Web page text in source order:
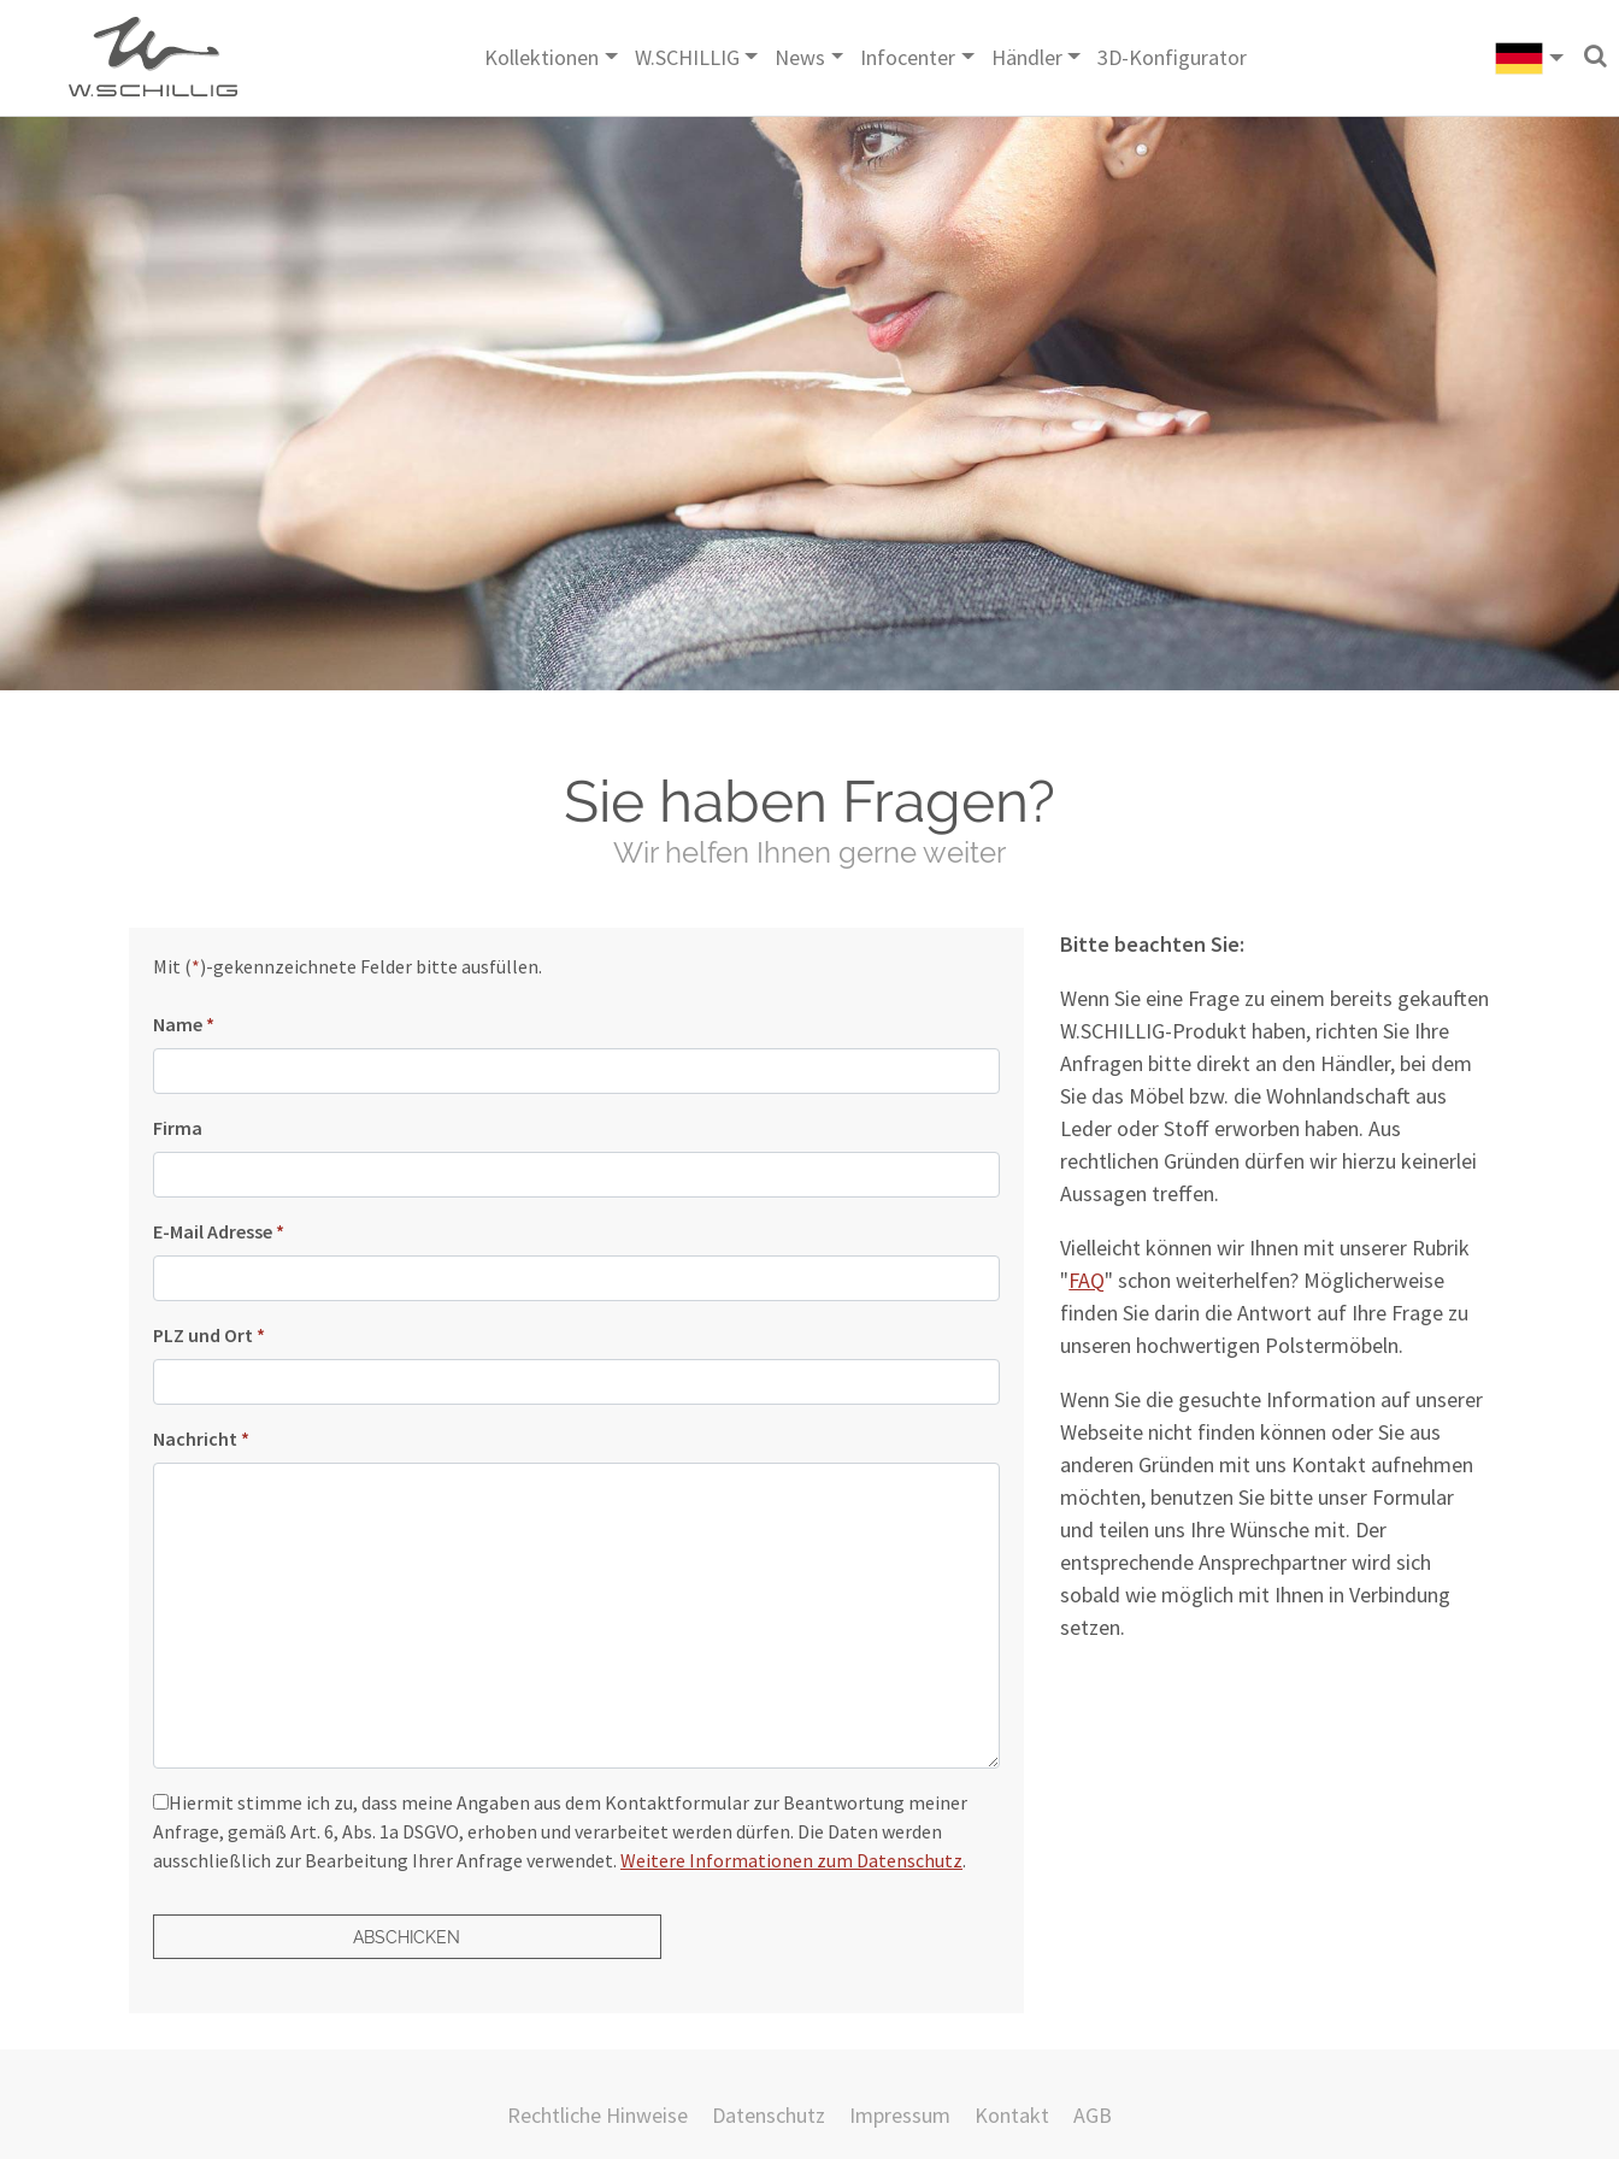
Kollektionen W.SCHILLIG News Infocenter Händler 3D-Konfigurator
Sie haben Fragen?
Wir helfen Ihnen gerne weiter
Mit (*)-gekennzeichnete Felder bitte ausfüllen.
Name *
Firma
E-Mail Adresse *
PLZ und Ort *
Nachricht *
Hiermit stimme ich zu, dass meine Angaben aus dem Kontaktformular zur Beantwortung meiner
Anfrage, gemäß Art. 6, Abs. 1a DSGVO, erhoben und verarbeitet werden dürfen. Die Daten werden
ausschließlich zur Bearbeitung Ihrer Anfrage verwendet. Weitere Informationen zum Datenschutz.
ABSCHICKEN
Bitte beachten Sie:
Wenn Sie eine Frage zu einem bereits gekauften
W.SCHILLIG-Produkt haben, richten Sie Ihre
Anfragen bitte direkt an den Händler, bei dem
Sie das Möbel bzw. die Wohnlandschaft aus
Leder oder Stoff erworben haben. Aus
rechtlichen Gründen dürfen wir hierzu keinerlei
Aussagen treffen.
Vielleicht können wir Ihnen mit unserer Rubrik
"FAQ" schon weiterhelfen? Möglicherweise
finden Sie darin die Antwort auf Ihre Frage zu
unseren hochwertigen Polstermöbeln.
Wenn Sie die gesuchte Information auf unserer
Webseite nicht finden können oder Sie aus
anderen Gründen mit uns Kontakt aufnehmen
möchten, benutzen Sie bitte unser Formular
und teilen uns Ihre Wünsche mit. Der
entsprechende Ansprechpartner wird sich
sobald wie möglich mit Ihnen in Verbindung
setzen.
Rechtliche Hinweise Datenschutz Impressum Kontakt AGB